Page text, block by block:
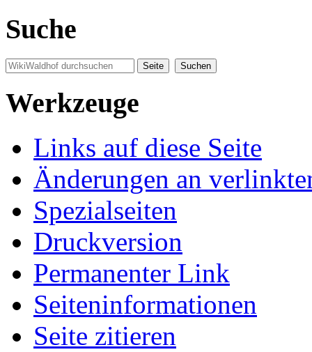
Suche
Werkzeuge
Links auf diese Seite
Änderungen an
Spezialseiten
Druckversion
Permanenter Link
Seiten­informationen
Seite zitieren